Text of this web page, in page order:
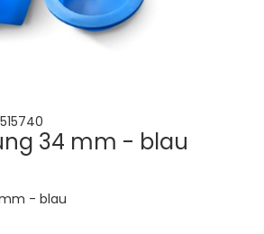
34 mm - blau
- blau